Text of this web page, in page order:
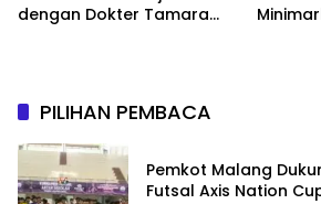
dengan Dokter Tamara
PILIHAN PEMBACA
Pemkot Malang
Futsal Axis Nation